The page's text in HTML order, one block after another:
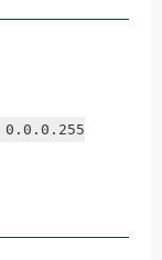
0.0 .0 .255